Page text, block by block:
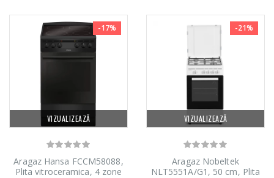
VIZUALIZEAZĂ
-17%
Aragaz Hansa FCCM58088,
Plita vitroceramica, 4 zone
VIZUALIZEAZĂ
-21%
Aragaz Nobeltek
NLT5551A/G1, 50 cm, Plita